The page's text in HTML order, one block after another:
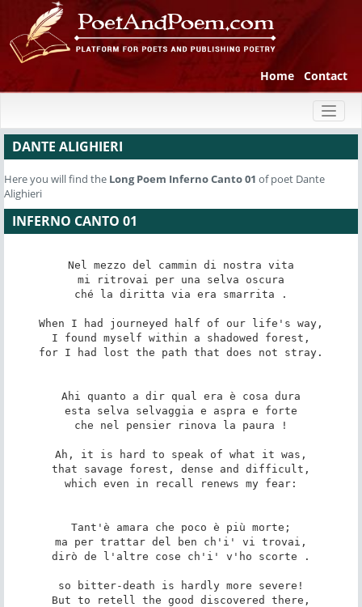
Home Contact
DANTE ALIGHIERI
Here you will find the Long Poem Inferno Canto 01 of poet Dante
Alighieri
INFERNO CANTO 01
Nel mezzo del cammin di nostra vita
mi ritrovai per una selva oscura
ché la diritta via era smarrita .
When I had journeyed half of our life's way,
I found myself within a shadowed forest,
for I had lost the path that does not stray.
Ahi quanto a dir qual era è cosa dura
esta selva selvaggia e aspra e forte
che nel pensier rinova la paura !
Ah, it is hard to speak of what it was,
that savage forest, dense and difficult,
which even in recall renews my fear:
Tant'è amara che poco è più morte;
ma per trattar del ben ch'i' vi trovai,
dirò de l'altre cose ch'i' v'ho scorte .
so bitter-death is hardly more severe!
But to retell the good discovered there,